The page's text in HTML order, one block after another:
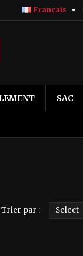
Français 
SAC
Trier par : Select